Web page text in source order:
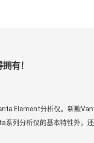
有！
Element分析仪。新款
系列分析仪的基本特性外，